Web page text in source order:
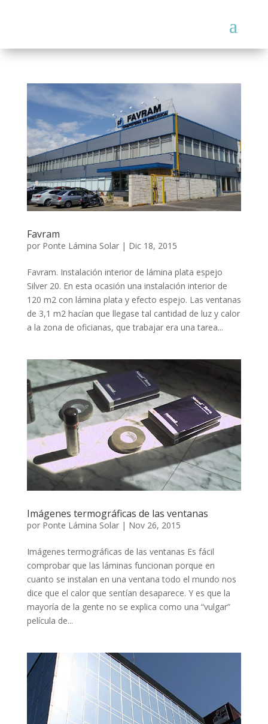
Favram
por Ponte Lámina Solar| Dic 18, 2015
Favram. Instalación interior de lámina plata espejo
Silver 20. En esta ocasión una instalación interior de
120 m2 con lámina plata y efecto espejo. Las ventanas
de 3,1 m2 hacían que llegase tal cantidad de luz y calor
a la zona de oficianas, que trabajar era una tarea...
Imágenes termográficas de las ventanas
por Ponte Lámina Solar| Nov 26, 2015
Imágenes termográficas de las ventanas Es fácil
comprobar que las láminas funcionan porque en
cuanto se instalan en una ventana todo el mundo nos
dice que el calor que sentían desaparece. Y es que la
mayoría de la gente no se explica como una “vulgar”
película de...